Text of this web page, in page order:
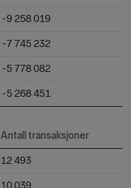
-9 258 019
-7 745 232
-5 778 082
-5 268 451
Antall transaksjoner
12 493
10 039